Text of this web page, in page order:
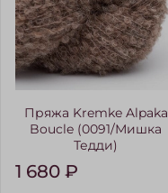
Пряжа Kremke Alpaka
Boucle (0091/Мишка
Тедди)
1 680 ₽